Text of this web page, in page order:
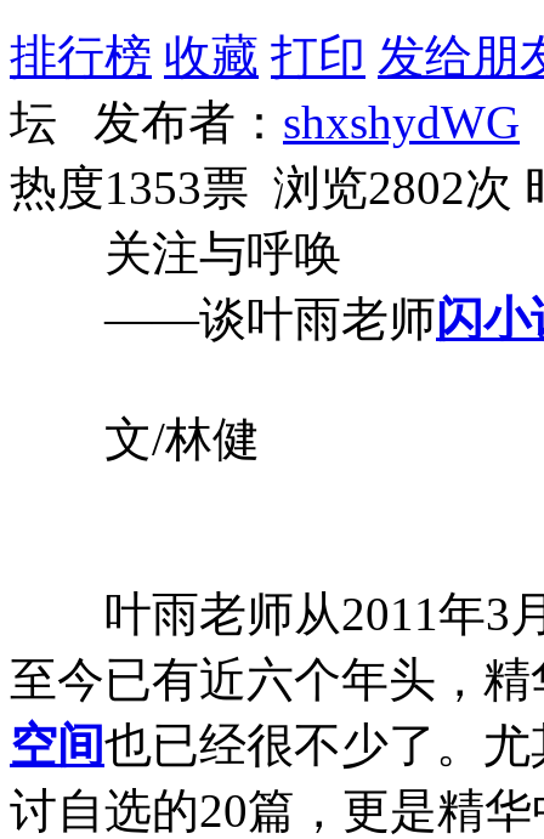
排行榜 收藏 打印 发给朋
坛 发布者： shxshydWG
热度1353票 浏览2802次
关注与呼唤
——谈叶雨老师闪小
文/林健
叶雨老师从2011年3
至今已有近六个年头，
空间也已经很不少了。
讨自选的20篇，更是精